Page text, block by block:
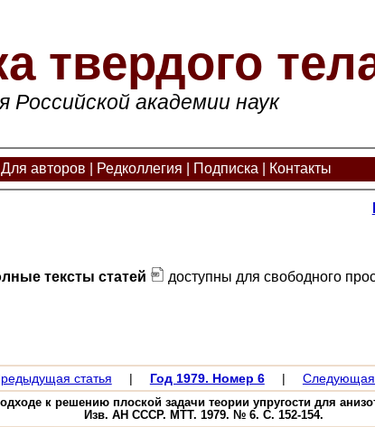
твердого
Российской академии наук
Для авторов Редколлегия Подписка Контакты
тексты статей
доступны для свободного
статья | Год 1979. Номер 6 | Следующая
к решению плоской задачи теории упругости для
Изв. АН СССР. МТТ. 1979. № 6. С. 152-154.